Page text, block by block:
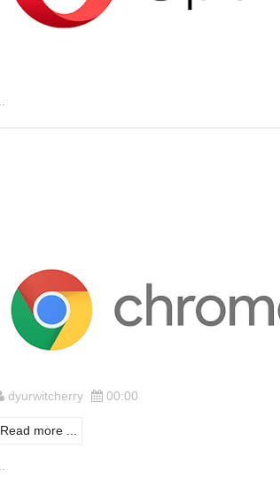
dyurwitcherry
00:00
Read more ...